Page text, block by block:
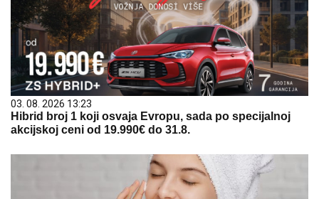
03. 08. 2026 13:23
Hibrid broj 1 koji osvaja Evropu, sada po specijalnoj
akcijskoj ceni od 19.990€ do 31.8.